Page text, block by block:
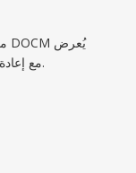
أصلًا على أجهزة PRS مع إعادة تدفق النص.